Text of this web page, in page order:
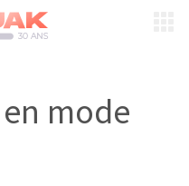
mode